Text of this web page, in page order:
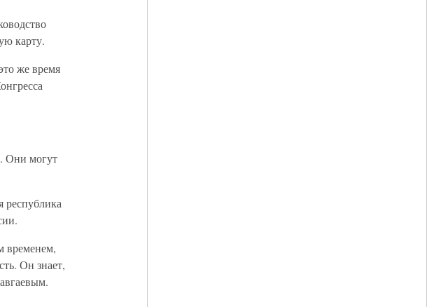
карту.
же время
Они могут
республика
временем,
Он знает,